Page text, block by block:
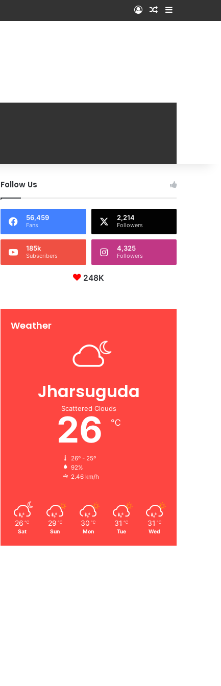
Log InRandom Article
Sidebar
Follow Us
56,459
Fans
2,214
Followers
185k
Subscribers
4,325
Followers
248K
Weather
Jharsuguda
Scattered Clouds
26 ℃
26º - 25º
92%
2.46 km/h
26 ℃
Sat
29 ℃
Sun
30 ℃
Mon
31 ℃
Tue
31 ℃
Wed